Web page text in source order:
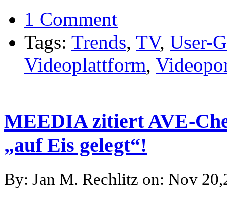
1 Comment
Tags: Trends, TV, User-
Videoplattform,
MEEDIA zitiert AVE-
„auf Eis gelegt“!
By: Jan M. Rechlitz on: Nov